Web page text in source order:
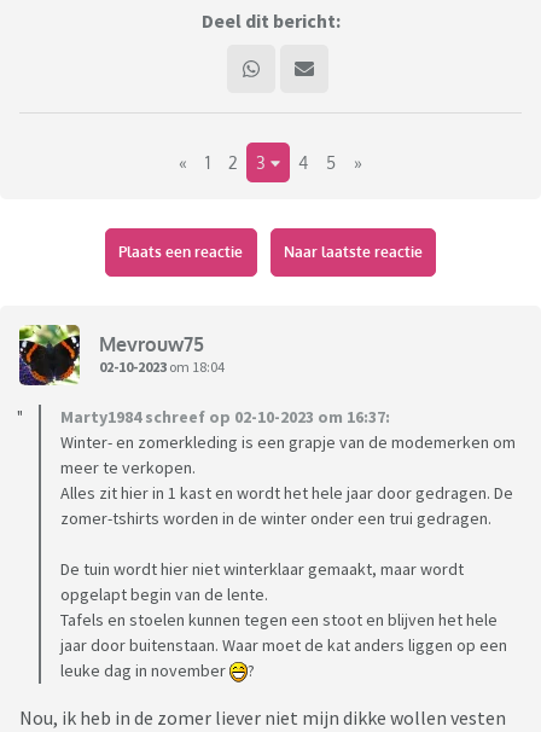
je bij de peilingvraag de stelling/het woord zet. En bij de
peilingopties de opties ja en nee. En het max aantal
zodat voor iedereen die nieuw instapt duidelijk is wat de
bedoeling is.
Deel dit bericht:
« 1 2 3 4 5 »
Plaats een reactie Naar laatste reactie
Mevrouw75
02-10-2023 om 18:04
Marty1984 schreef op 02-10-2023 om 16:37:
Winter- en zomerkleding is een grapje van de modemerken om
meer te verkopen.
Alles zit hier in 1 kast en wordt het hele jaar door gedragen. De
zomer-tshirts worden in de winter onder een trui gedragen.
De tuin wordt hier niet winterklaar gemaakt, maar wordt
opgelapt begin van de lente.
Tafels en stoelen kunnen tegen een stoot en blijven het hele
jaar door buitenstaan. Waar moet de kat anders liggen op een
leuke dag in november
?
Nou, ik heb in de zomer liever niet mijn dikke wollen vesten